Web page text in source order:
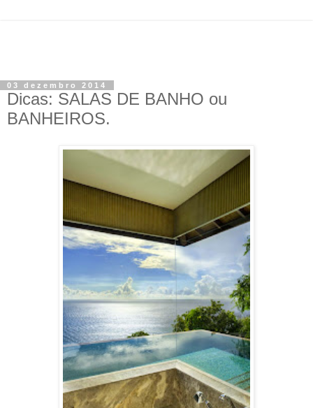
03 dezembro 2014
Dicas: SALAS DE BANHO ou
BANHEIROS.